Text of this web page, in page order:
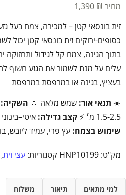
1,390 ₪
זית בונסאי קטן – למכירה, צמח בעל
כסופים-ירוקים זית בונסאי קטן יכול
בתוך הגינה, צמח קל לגידול ותחזוקה
עלים על מנת לשמור את הגזע חשוף
בעציץ, בגינה או במרפסת במרפסת
☀️ תנאי אור: שמש מלאה 💧 השקיה:
1.5-2.5 מ׳ ⚡
קצב גדילה:
שימוש בצמח: עץ פרי, עמיד ליובש,
מק"ט: HNP10199 קטגוריות: עצי זית,
למי מתאים תיאור משלוח